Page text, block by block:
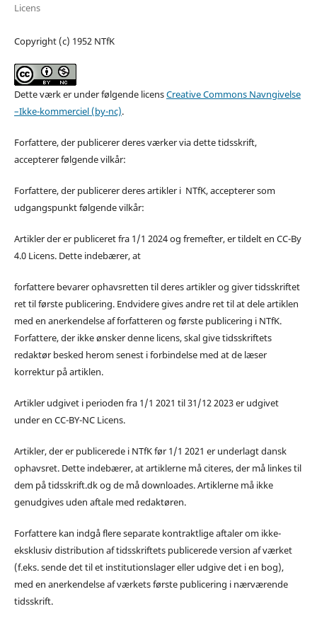
Licens
Copyright (c) 1952 NTfK
Dette værk er under følgende licensCreative Commons Navngivelse
–Ikke-kommerciel (by-nc).
Forfattere, der publicerer deres værker via dette tidsskrift,
accepterer følgende vilkår:
Forfattere, der publicerer deres artikler i NTfK, accepterer som
udgangspunkt følgende vilkår:
Artikler der er publiceret fra 1/1 2024 og fremefter, er tildelt en CC-By
4.0 Licens. Dette indebærer, at
forfattere bevarer ophavsretten til deres artikler og giver tidsskriftet
ret til første publicering. Endvidere gives andre ret til at dele artiklen
med en anerkendelse af forfatteren og første publicering i NTfK.
Forfattere, der ikke ønsker denne licens, skal give tidsskriftets
redaktør besked herom senest i forbindelse med at de læser
korrektur på artiklen.
Artikler udgivet i perioden fra 1/1 2021 til 31/12 2023 er udgivet
under en CC-BY-NC Licens.
Artikler, der er publicerede i NTfK før 1/1 2021 er underlagt dansk
ophavsret. Dette indebærer, at artiklerne må citeres, der må linkes til
dem på tidsskrift.dk og de må downloades. Artiklerne må ikke
genudgives uden aftale med redaktøren.
Forfattere kan indgå flere separate kontraktlige aftaler om ikke-
eksklusiv distribution af tidsskriftets publicerede version af værket
(f.eks. sende det til et institutionslager eller udgive det i en bog),
med en anerkendelse af værkets første publicering i nærværende
tidsskrift.